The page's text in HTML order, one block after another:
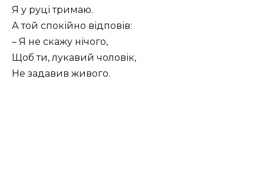
Я у руці тримаю.
А той спокійно відповів:
– Я не скажу нічого,
Щоб ти, лукавий чоловік,
Не задавив живого.